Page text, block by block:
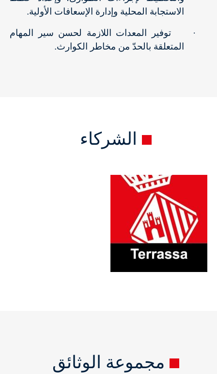
الاستجابة المحلية وإدارة الإسعافات الأولية.
·
توفير المعدات اللازمة لحسن سير المهام
المتعلقة بالحدّ من مخاطر الكوارث.
الشركاء
مجموعة الوثائق